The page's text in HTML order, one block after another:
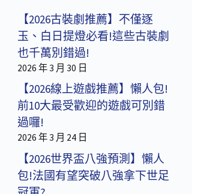
【2026古裝劇推薦】不僅逐
玉、白日提燈必看!這些古裝劇
也千萬別錯過!
2026 年 3 月 30 日
【2026線上遊戲推薦】懶人包!
前10大最受歡迎的遊戲可別錯
過囉!
2026 年 3 月 24 日
【2026世界盃八強預測】懶人
包!法國有望突破八強拿下世足